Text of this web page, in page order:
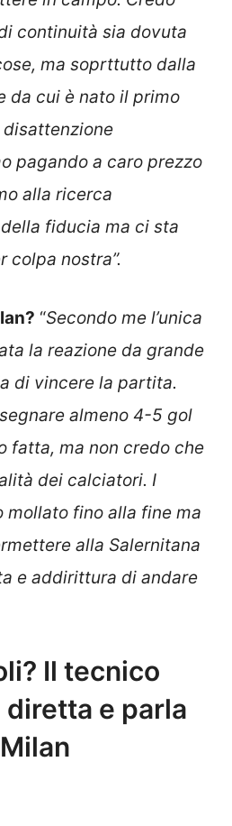
continuità sia dovuta
ma soprttutto dalla
da cui è nato il primo
pagando a caro prezzo
alla ricerca
fiducia ma ci sta
colpa nostra”.
“Secondo me l’unica
la reazione da grande
di vincere la partita.
almeno 4-5 gol
fatta, ma non credo che
dei calciatori. I
mollato fino alla fine ma
alla Salernitana
e addirittura di andare
Il tecnico
e parla